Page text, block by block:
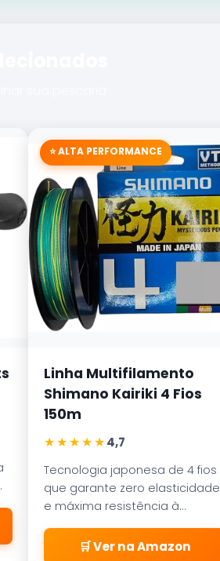
⭐ ALTA PERFORMANCE
Linha Multifilamento
Shimano Kairiki 4 Fios
150m
★★★★★4,7
Tecnologia japonesa de 4 fios
que garante zero elasticidade
e máxima resistência à
abrasão. Desliza suavemente
pelos passadores.
🛒 Ver na Amazon